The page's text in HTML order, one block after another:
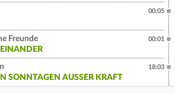
00:05
Freunde
00:01
SONNTAGEN AUSSER KRAFT
18:03